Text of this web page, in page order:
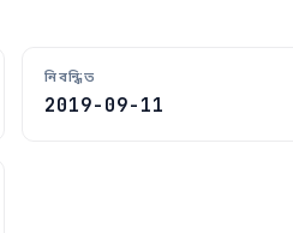
নিবন্ধিত
2019-09-11